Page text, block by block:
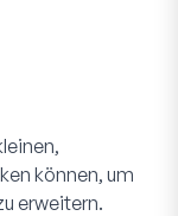
können, um
erweitern.